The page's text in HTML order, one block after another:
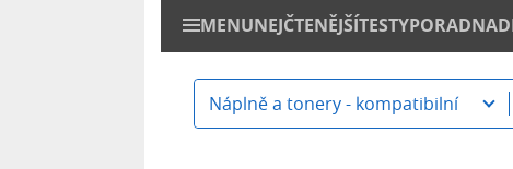
MENUNEJČTENĚJŠÍTESTYPORADNA
Náplně a tonery - kompatibilní